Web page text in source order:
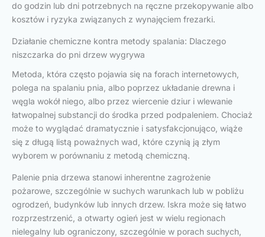
do godzin lub dni potrzebnych na ręczne przekopywanie albo
kosztów i ryzyka związanych z wynajęciem frezarki.
Działanie chemiczne kontra metody spalania: Dlaczego
niszczarka do pni drzew wygrywa
Metoda, która często pojawia się na forach internetowych,
polega na spalaniu pnia, albo poprzez układanie drewna i
węgla wokół niego, albo przez wiercenie dziur i wlewanie
łatwopalnej substancji do środka przed podpaleniem. Chociaż
może to wyglądać dramatycznie i satysfakcjonująco, wiąże
się z długą listą poważnych wad, które czynią ją złym
wyborem w porównaniu z metodą chemiczną.
Palenie pnia drzewa stanowi inherentne zagrożenie
pożarowe, szczególnie w suchych warunkach lub w pobliżu
ogrodzeń, budynków lub innych drzew. Iskra może się łatwo
rozprzestrzenić, a otwarty ogień jest w wielu regionach
nielegalny lub ograniczony, szczególnie w porach suchych,